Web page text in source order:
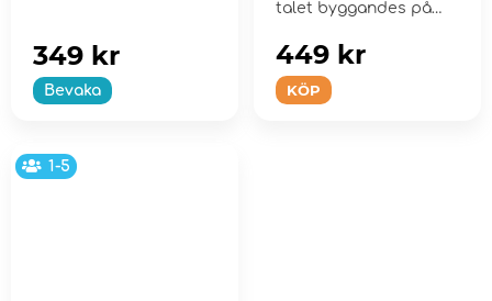
Bevaka
349 kr
talet byggandes på
KÖP
449 kr
1-5